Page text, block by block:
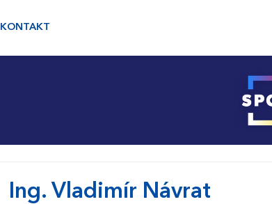
KONTAKT
Ing. Vladimír Návrat